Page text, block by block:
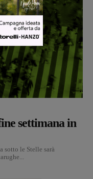
settimana in
sotto le Stelle sarà